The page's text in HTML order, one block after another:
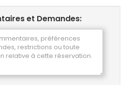
et Demandes: